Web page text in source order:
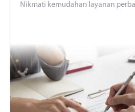
Nikmati kemudahan layanan